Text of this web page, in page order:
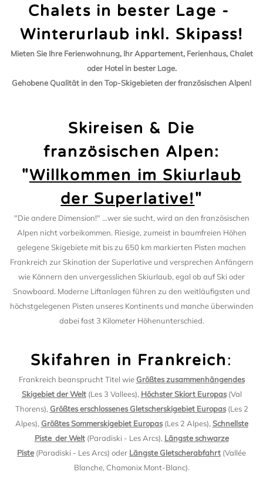
Chalets in bester Lage -
Winterurlaub inkl. Skipass!
Mieten Sie Ihre Ferienwohnung, Ihr Appartement, Ferienhaus, Chalet
oder Hotel in bester Lage.
Gehobene Qualität in den Top-Skigebieten der französischen Alpen!
Skireisen & Die
französischen Alpen:
"Willkommen im Skiurlaub
der Superlative!"
"Die andere Dimension!" ...wer sie sucht, wird an den französischen
Alpen nicht vorbeikommen. Riesige, zumeist in baumfreien Höhen
gelegene Skigebiete mit bis zu 650 km markierten Pisten machen
Frankreich zur Skination der Superlative und versprechen Anfängern
wie Könnern den unvergesslichen Skiurlaub, egal ob auf Ski oder
Snowboard. Moderne Liftanlagen führen zu den weitläufigsten und
höchstgelegenen Pisten unseres Kontinents und manche überwinden
dabei fast 3 Kilometer Höhenunterschied.
Skifahren in Frankreich:
Frankreich beansprucht Titel wie Größtes zusammenhängendes
Skigebiet der Welt(Les 3 Vallees), Höchster Skiort Europas(Val
Thorens), Größtes erschlossenes Gletscherskigebiet Europas(Les 2
Alpes), Größtes Sommerskigebiet Europas(Les 2 Alpes), Schnellste
Piste der Welt(Paradiski - Les Arcs), Längste schwarze
Piste (Paradiski - Les Arcs) oder Längste Gletscherabfahrt (Vallée
Blanche, Chamonix Mont-Blanc).